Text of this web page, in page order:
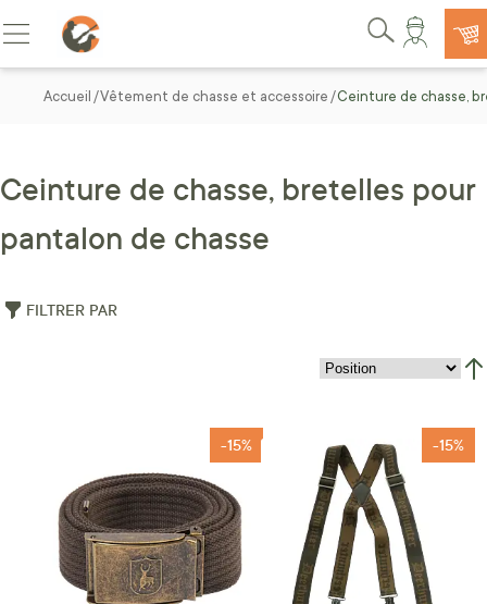
Allez au contenu
Basculer la navigation
Rechercher
Accueil Vêtement de chasse et accessoire Ceinture de chasse,
Ceinture de chasse, bretelles pour
pantalon de chasse
FILTRER PAR
-15% -15%